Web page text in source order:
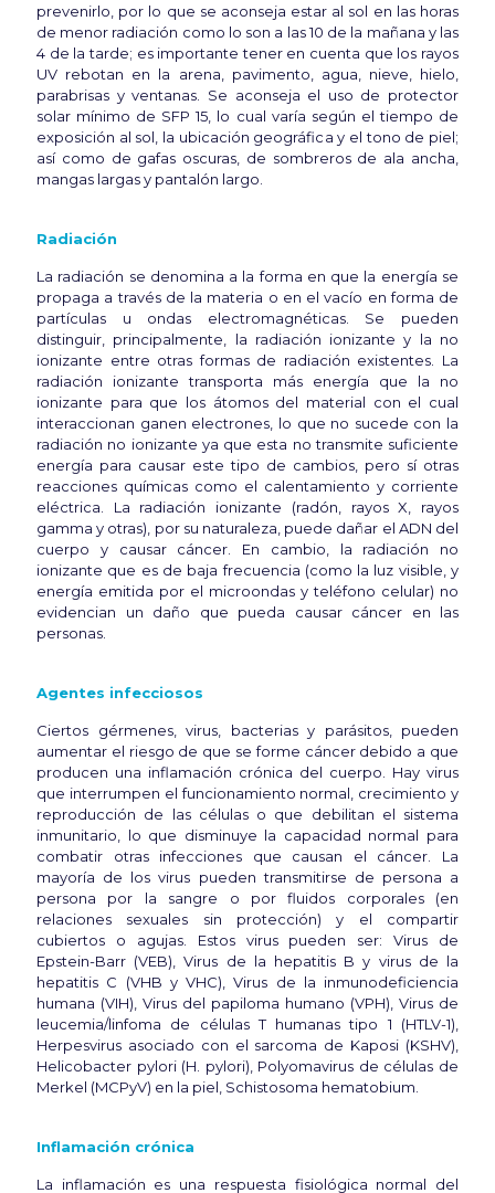
prevenirlo, por lo que se aconseja estar al sol en las horas
de menor radiación como lo son a las 10 de la mañana y las
4 de la tarde; es importante tener en cuenta que los rayos
UV rebotan en la arena, pavimento, agua, nieve, hielo,
parabrisas y ventanas. Se aconseja el uso de protector
solar mínimo de SFP 15, lo cual varía según el tiempo de
exposición al sol, la ubicación geográfica y el tono de piel;
así como de gafas oscuras, de sombreros de ala ancha,
mangas largas y pantalón largo.
Radiación
La radiación se denomina a la forma en que la energía se
propaga a través de la materia o en el vacío en forma de
partículas u ondas electromagnéticas. Se pueden
distinguir, principalmente, la radiación ionizante y la no
ionizante entre otras formas de radiación existentes. La
radiación ionizante transporta más energía que la no
ionizante para que los átomos del material con el cual
interaccionan ganen electrones, lo que no sucede con la
radiación no ionizante ya que esta no transmite suficiente
energía para causar este tipo de cambios, pero sí otras
reacciones químicas como el calentamiento y corriente
eléctrica. La radiación ionizante (radón, rayos X, rayos
gamma y otras), por su naturaleza, puede dañar el ADN del
cuerpo y causar cáncer. En cambio, la radiación no
ionizante que es de baja frecuencia (como la luz visible, y
energía emitida por el microondas y teléfono celular) no
evidencian un daño que pueda causar cáncer en las
personas.
Agentes infecciosos
Ciertos gérmenes, virus, bacterias y parásitos, pueden
aumentar el riesgo de que se forme cáncer debido a que
producen una inflamación crónica del cuerpo. Hay virus
que interrumpen el funcionamiento normal, crecimiento y
reproducción de las células o que debilitan el sistema
inmunitario, lo que disminuye la capacidad normal para
combatir otras infecciones que causan el cáncer. La
mayoría de los virus pueden transmitirse de persona a
persona por la sangre o por fluidos corporales (en
relaciones sexuales sin protección) y el compartir
cubiertos o agujas. Estos virus pueden ser: Virus de
Epstein-Barr (VEB), Virus de la hepatitis B y virus de la
hepatitis C (VHB y VHC), Virus de la inmunodeficiencia
humana (VIH), Virus del papiloma humano (VPH), Virus de
leucemia/linfoma de células T humanas tipo 1 (HTLV-1),
Herpesvirus asociado con el sarcoma de Kaposi (KSHV),
Helicobacter pylori (H. pylori), Polyomavirus de células de
Merkel (MCPyV) en la piel, Schistosoma hematobium.
Inflamación crónica
La inflamación es una respuesta fisiológica normal del